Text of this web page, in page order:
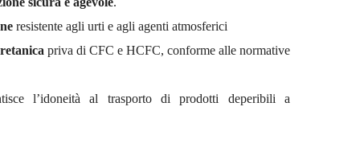
resistente agli urti e agli agenti atmosferici
priva di CFC e HCFC, conforme alle normative
l’idoneità al trasporto di prodotti deperibili a